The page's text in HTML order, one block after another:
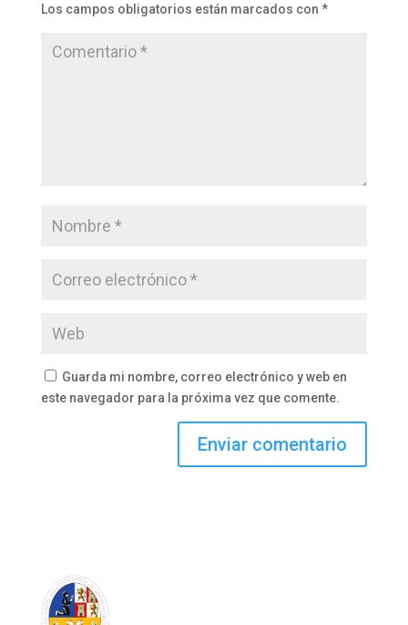
Los campos obligatorios están marcados con *
Guarda mi nombre, correo electrónico y web en
este navegador para la próxima vez que comente.